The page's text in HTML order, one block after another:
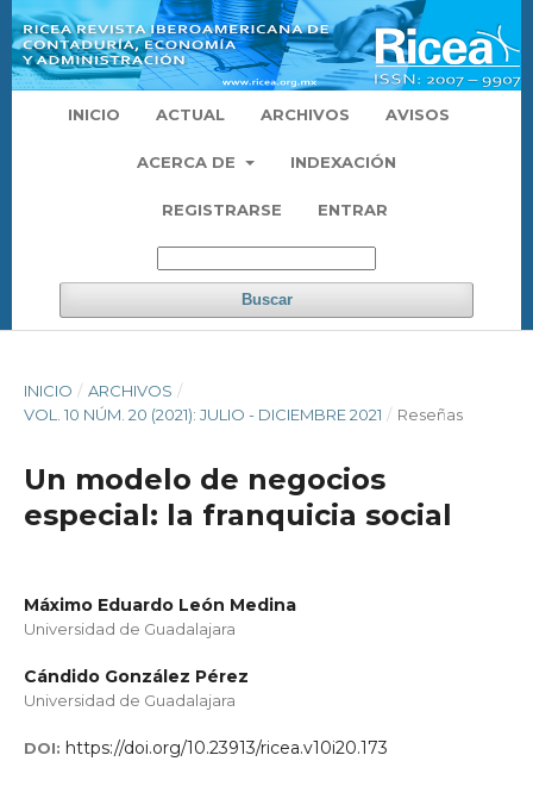
INICIO ACTUAL ARCHIVOS AVISOS
ACERCA DE INDEXACIÓN
REGISTRARSE ENTRAR
Buscar
INICIO / ARCHIVOS /
VOL. 10 NÚM. 20 (2021): JULIO - DICIEMBRE 2021 / Reseñas
Un modelo de negocios
especial: la franquicia social
Máximo Eduardo León Medina
Universidad de Guadalajara
Cándido González Pérez
Universidad de Guadalajara
DOI: https://doi.org/10.23913/ricea.v10i20.173